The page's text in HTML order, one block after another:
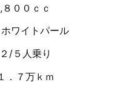
００ｃｃ
ワイトパール
/５人乗り
．７万ｋｍ